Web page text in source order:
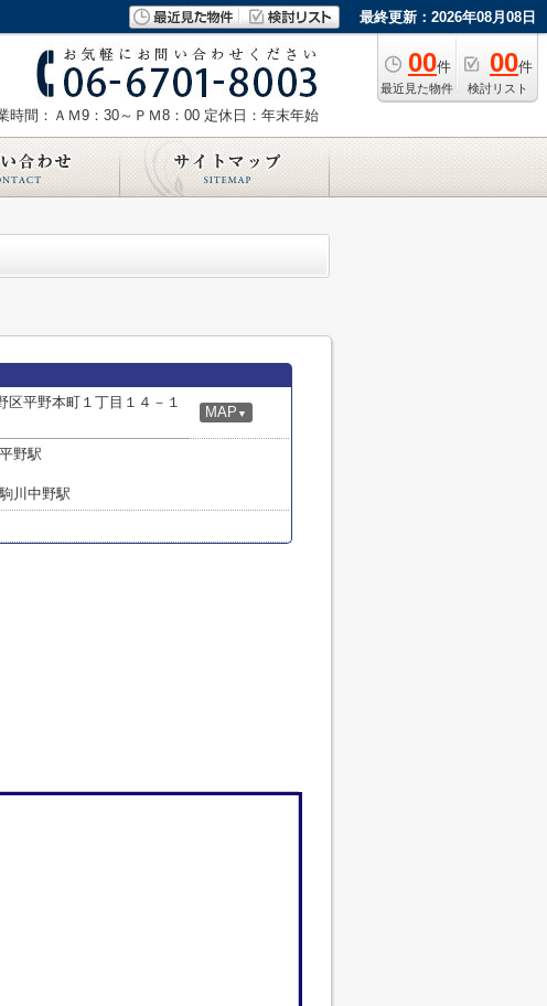
最終更新：2026年08月08日
00件
最近見た物件
00件
検討リスト
時間：ＡＭ9：30～ＰＭ8：00 定休日：年末年始
区平野本町１丁目１４－１
MAP ▼
野駅
川中野駅